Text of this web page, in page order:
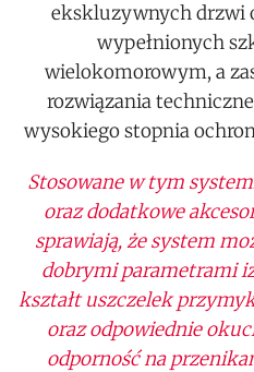
ekskluzywnych drzwi
wypełnionych
wielokomorowym, a
rozwiązania
wysokiego stopnia
Stosowane w tym
oraz dodatkowe
sprawiają, że system
dobrymi parametrami
kształt uszczelek
oraz odpowiednie
odporność na